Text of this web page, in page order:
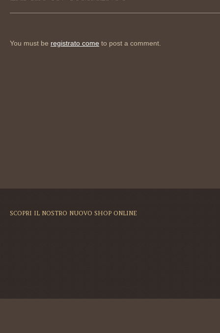
You must be registrato come to post a comment.
SCOPRI IL NOSTRO NUOVO SHOP ONLINE